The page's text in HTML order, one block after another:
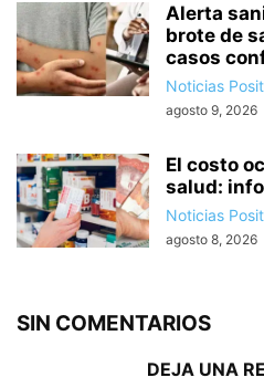
Alerta
brote de
casos
Noticias
agosto 9, 2026
El costo
salud:
Noticias
agosto 8, 2026
SIN COMENTARIOS
DEJA UNA